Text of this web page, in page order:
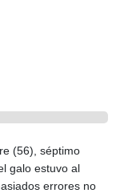
(56), séptimo
galo estuvo al
errores no